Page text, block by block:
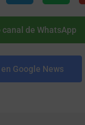
de WhatsApp
Google News